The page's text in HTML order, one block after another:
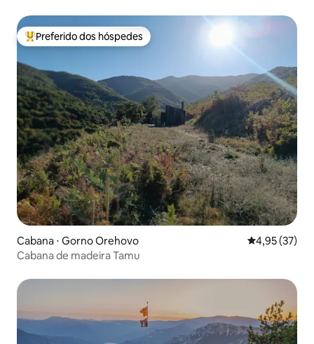
Entre os melhores preferidos dos hóspedes
Preferido dos hóspedes
Cabana ⋅ Gorno Orehovo 4,95 de uma
4,95 (37)
Cabana de madeira Tamu